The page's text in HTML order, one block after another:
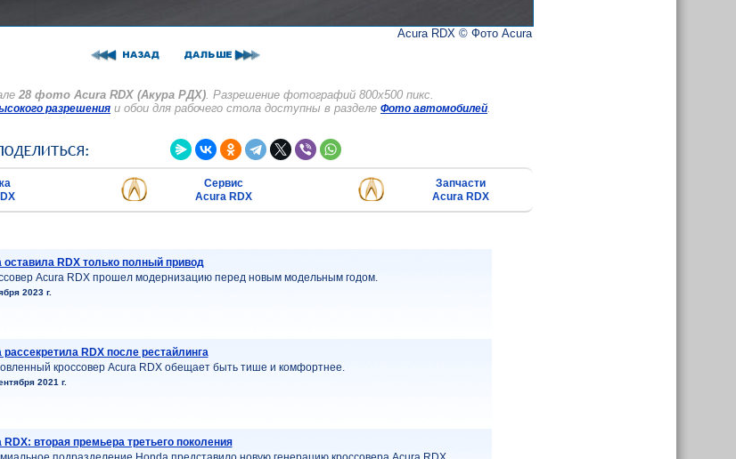
Acura RDX © Фото Acura
28 фото Acura RDX (Акура РДХ). Разрешение фотографий 800x500 пикс.
разрешения и обои для рабочего стола доступны в разделе Фото автомобилей.
Сервис
Acura RDX
Запчасти
Acura RDX
оставила RDX только полный привод
Acura RDX прошел модернизацию перед новым модельным годом.
2023 г.
рассекретила RDX после рестайлинга
кроссовер Acura RDX обещает быть тише и комфортнее.
2021 г.
RDX: вторая премьера третьего поколения